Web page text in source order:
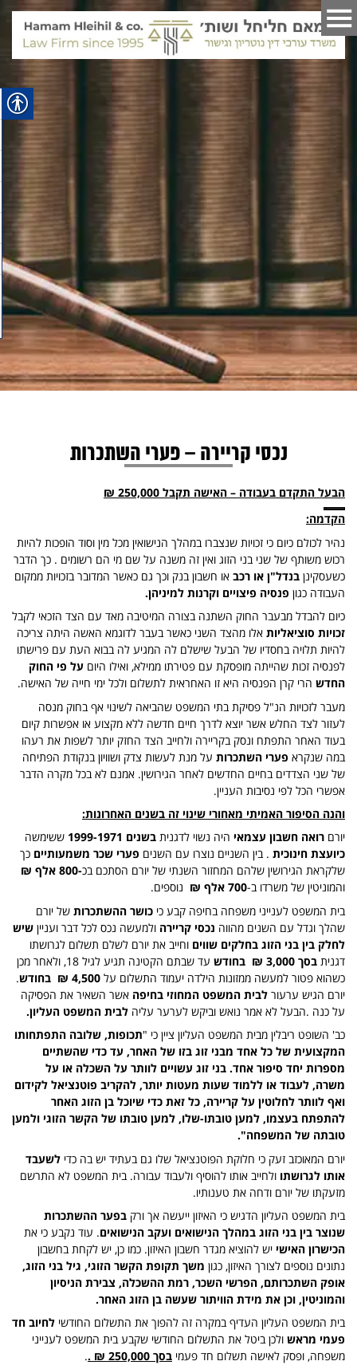
נכסי קריירה – פערי השתכרות
הבעל התקדם בעבודה – האישה תקבל 250,000 ₪
הקדמה:
נהיר לכולם כיום כי זכויות שנצברו במהלך הנישואין מכל מין וסוד הופכות להיות
רכוש משותף של שני בני הזוג ואין זה משנה על שם מי הם רשומים . כך הדבר
כשעסקינן בנדל"ן או רכב או חשבון בנק וכך גם כאשר המדובר בזכויות ממקום
העבודה כגון פנסיה פיצויים וקרנות למיניהן.
כיום להבדל מבעבר החוק השתנה בצורה המיטיבה מאד עם הצד הזכאי לקבל
זכויות סוציאליות אלו מהצד השני כאשר בעבר לדוגמא האשה היתה צריכה
להיות תלויה בחסדיו של הבעל שישלם לה המגיע לה בבוא העת עם פרישתו
לפנסיה זכות שהייתה מופסקת עם פטירתו ממילא, ואילו היום על פי החוק
החדש הרי קרן הפנסיה היא זו האחראית לתשלום ולכל ימי חייה של האישה.
מעבר לזכויות הנ"ל פסיקת בתי המשפט שהביאה לשינוי אף בחוק מנסה
לעזור לצד החלש אשר יוצא לדרך חיים חדשה ללא מקצוע או אפשרות קיום
בעוד האחר התפתח ונסק בקריירה ולחייב הצד החזק יותר לשפות את רעהו
במה שנקרא פערי השתכרות על מנת לעשות צדק ושוויון בנקודת הפתיחה
של שני הצדדים בחיים החדשים לאחר הגירושין. אמנם לא בכל מקרה הדבר
אפשרי הכל לפי נסיבות העניין.
והנה הסיפור האמיתי מאחורי שינוי זה בשנים האחרונות:
יורם רואה חשבון עצמאי היה נשוי לדגנית בשנים 1999-1971
ששימשה
כיועצת חינוכית . בין השניים נוצרו עם השנים פערי שכר משמעותיים כך
שלקראת הגירושין שלהם המחזור השנתי של יורם הסתכם בכ-800 אלף ₪
והמוניטין של משרדו ב-700 אלף ₪
נוספים.
בית המשפט לענייני משפחה בחיפה קבע כי כושר ההשתכרות של יורם
שהלך וגדל עם השנים מהווה נכסי קריירה ולמעשה נכס לכל דבר ועניין שיש
לחלק בין בני הזוג בחלקים שווים וחייב את יורם לשלם תשלום לגרושתו
דגנית בסך 3,000 ₪ בחודש
עד שבתם הקטינה תגיע לגיל 18, ולאחר מכן
כשהוא פטור למעשה ממזונות הילדה יעמוד התשלום על 4,500 ₪ בחודש
.
יורם הגיש ערעור לבית המשפט המחוזי בחיפה אשר השאיר את הפסיקה
על כנה .הבעל לא אמר נואש וביקש לערער עליה לבית המשפט העליון.
כב' השופט ריבלין מבית המשפט העליון ציין כי "תכופות, שלובה התפתחותו
המקצועית של כל אחד מבני זוג בזו של האחר, עד כדי שהשתיים
מספרות יחד סיפור אחד. בני זוג עשויים לוותר על השכלה או על
משרה, לעבוד או ללמוד שעות מעטות יותר, להקריב פוטנציאל לקידום
ואף לוותר לחלוטין על קריירה, כל זאת כדי שיוכל בן הזוג האחר
להתפתח בעצמו, למען טובתו-שלו, למען טובתו של הקשר הזוגי ולמען
טובתה של המשפחה".
יורם המאוכזב זעק כי חלוקת הפוטנציאל שלו גם בעתיד יש בה כדי לשעבד
אותו לגרושתו ולחייב אותו להוסיף ולעבוד עבורה. בית המשפט לא התרשם
מזעקתו של יורם ודחה את טענותיו.
בית המשפט העליון הדגיש כי האיזון ייעשה אך ורק בפער ההשתכרות
שנוצר בין בני הזוג במהלך הנישואים ועקב הנישואים. עוד נקבע כי את
הכישרון האישי יש להוציא מגדר חשבון האיזון. כמו כן, יש לקחת בחשבון
נתונים נוספים לצורך האיזון, כגון משך תקופת הקשר הזוגי, גיל בני הזוג,
אופק השתכרותם, הפרשי השכר, רמת ההשכלה, צבירת הניסיון
והמוניטין, וכן את מידת הוויתור שעשה בן הזוג האחר.
בית המשפט העליון העדיף במקרה זה להפוך את התשלום החודשי לחיוב חד
פעמי מראש ולכן ביטל את התשלום החודשי שקבע בית המשפט לענייני
משפחה, ופסק לאישה תשלום חד פעמי בסך 250,000 ₪ .
.